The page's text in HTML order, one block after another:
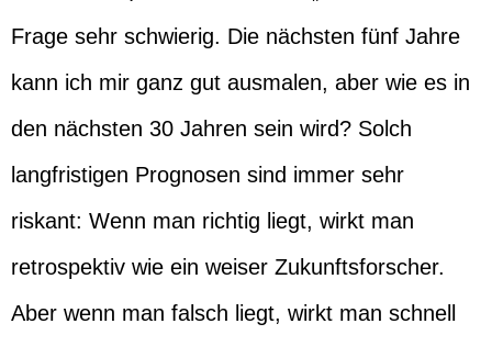
Frage sehr schwierig. Die nächsten fünf Jahre
kann ich mir ganz gut ausmalen, aber wie es in
den nächsten 30 Jahren sein wird? Solch
langfristigen Prognosen sind immer sehr
riskant: Wenn man richtig liegt, wirkt man
retrospektiv wie ein weiser Zukunftsforscher.
Aber wenn man falsch liegt, wirkt man schnell